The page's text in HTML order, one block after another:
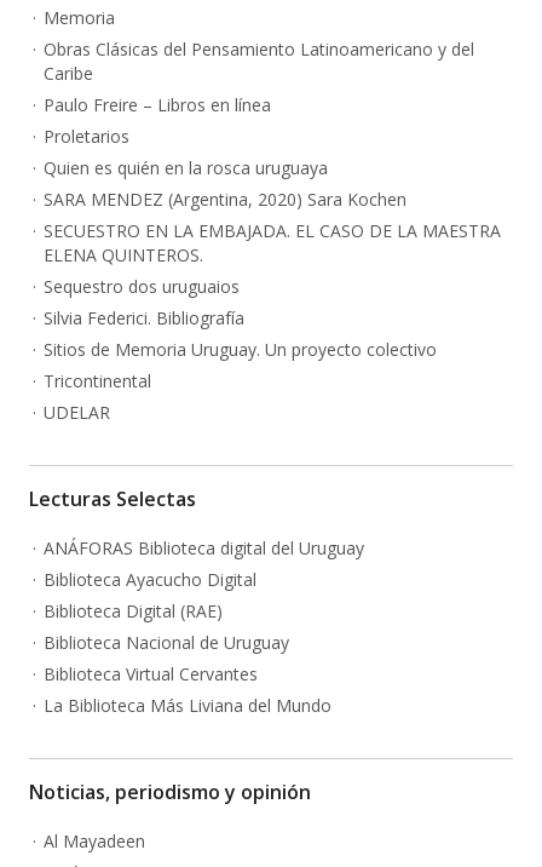
Memoria
Obras Clásicas del Pensamiento Latinoamericano y del
Caribe
Paulo Freire – Libros en línea
Proletarios
Quien es quién en la rosca uruguaya
SARA MENDEZ (Argentina, 2020) Sara Kochen
SECUESTRO EN LA EMBAJADA. EL CASO DE LA MAESTRA
ELENA QUINTEROS.
Sequestro dos uruguaios
Silvia Federici. Bibliografía
Sitios de Memoria Uruguay. Un proyecto colectivo
Tricontinental
UDELAR
Lecturas Selectas
ANÁFORAS Biblioteca digital del Uruguay
Biblioteca Ayacucho Digital
Biblioteca Digital (RAE)
Biblioteca Nacional de Uruguay
Biblioteca Virtual Cervantes
La Biblioteca Más Liviana del Mundo
Noticias, periodismo y opinión
Al Mayadeen